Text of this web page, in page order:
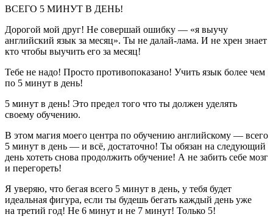
ВСЕГО 5 МИНУТ В ДЕНЬ!
Дорогой мой друг! Не совершай ошибку — «я выучу
английский язык за месяц». Ты не далай-лама. И не хрен знает
кто чтобы выучить его за месяц!
Тебе не надо! Просто противопоказано! Учить язык более чем
по 5 минут в день!
5 минут в день! Это предел того что ты должен уделять
своему обучению.
В этом магия моего центра по обучению английскому — всего
5 минут в день — и всё, достаточно! Ты обязан на следующий
день хотеть снова продолжить обучение! А не забить себе мозг
и перегореть!
Я уверяю, что бегая всего 5 минут в день, у тебя будет
идеальная фигура, если ты будешь бегать каждый день уже
на третий год! Не 6 минут и не 7 минут! Только 5!